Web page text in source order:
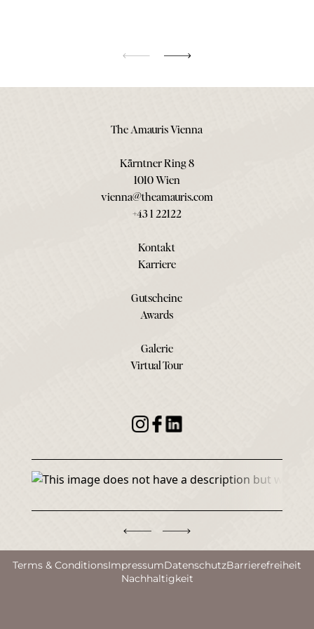
The Amauris Vienna
Kärntner Ring 8
1010 Wien
vienna@theamauris.com
+43 1 22122
Kontakt
Karriere
Gutscheine
Awards
Galerie
Virtual Tour
Terms & ConditionsImpressumDatenschutzBarrierefreiheit
Nachhaltigkeit